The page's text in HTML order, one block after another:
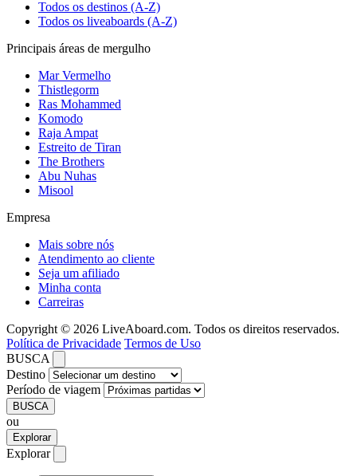
Todos os destinos (A-Z)
Todos os liveaboards (A-Z)
Principais áreas de mergulho
Mar Vermelho
Thistlegorm
Ras Mohammed
Komodo
Raja Ampat
Estreito de Tiran
The Brothers
Abu Nuhas
Misool
Empresa
Mais sobre nós
Atendimento ao cliente
Seja um afiliado
Minha conta
Carreiras
Copyright © 2026 LiveAboard.com. Todos os direitos reservados.
Política de Privacidade Termos de Uso
BUSCA
Destino
Período de viagem
BUSCA
ou
Explorar
Explorar